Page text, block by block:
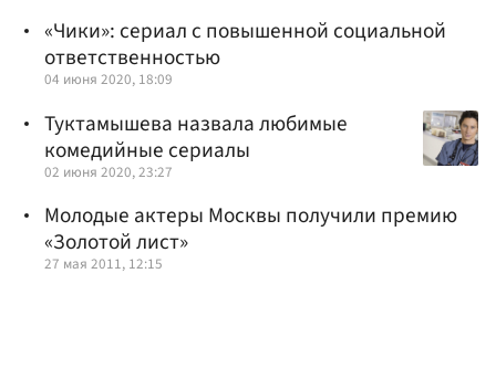
«Чики»: сериал с повышенной социальной
ответственностью
04 июня 2020, 18:09
Туктамышева назвала любимые
комедийные сериалы
02 июня 2020, 23:27
Молодые актеры Москвы получили премию
«Золотой лист»
27 мая 2011, 12:15